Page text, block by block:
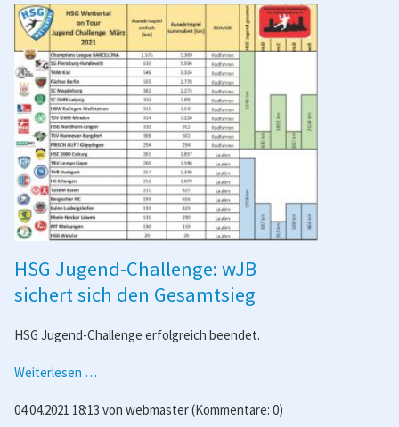
haben
neuen
Trainer
HSG Jugend-Challenge: wJB
sichert sich den Gesamtsieg
HSG Jugend-Challenge erfolgreich beendet.
Weiterlesen …
Challenge:
04.04.2021 18:13 von webmaster(Kommentare: 0)